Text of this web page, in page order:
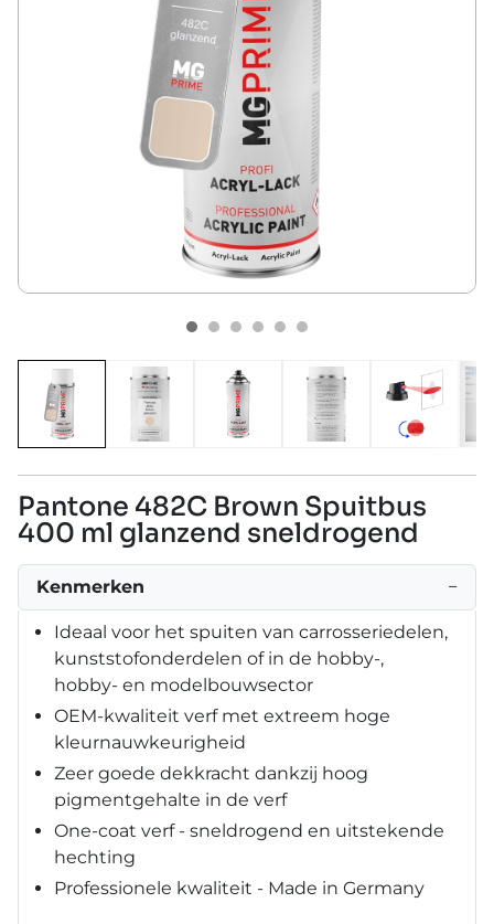
Pantone 482C Brown Spuitbus
400 ml glanzend sneldrogend
Kenmerken −
Ideaal voor het spuiten van carrosseriedelen,
kunststofonderdelen of in de hobby-,
hobby- en modelbouwsector
OEM-kwaliteit verf met extreem hoge
kleurnauwkeurigheid
Zeer goede dekkracht dankzij hoog
pigmentgehalte in de verf
One-coat verf - sneldrogend en uitstekende
hechting
Professionele kwaliteit - Made in Germany